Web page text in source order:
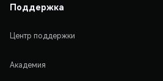
Поддержка
Центр поддержки
Академия